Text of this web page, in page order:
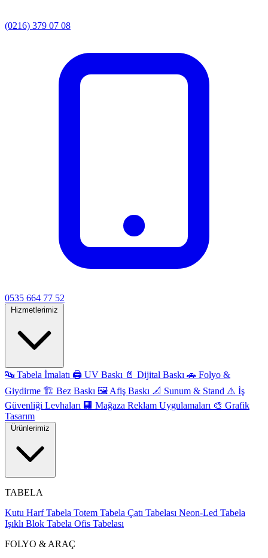
(0216) 379 07 08
0535 664 77 52
🔤 Tabela İmalatı 🖨️ UV Baskı 📄 Dijital Baskı 🚗 Folyo &
Giydirme 🏗️ Bez Baskı 🖼️ Afiş Baskı 📐 Sunum & Stand ⚠️ İş
Güvenliği Levhaları 🏢 Mağaza Reklam Uygulamaları 🎨 Grafik
Tasarım
TABELA
Kutu Harf Tabela Totem Tabela Çatı Tabelası Neon-Led Tabela
Işıklı Blok Tabela Ofis Tabelası
FOLYO & ARAÇ